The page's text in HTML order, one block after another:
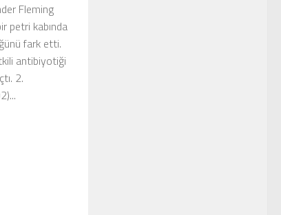
Fleming
petri kabında
fark etti.
antibiyotiği
2.